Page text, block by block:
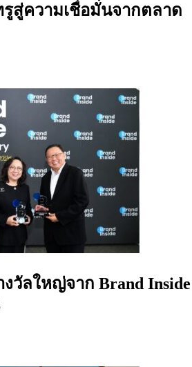
สู่ความเชื่อมั่นจากตลาด
งวัลใหญ่จาก Brand Inside